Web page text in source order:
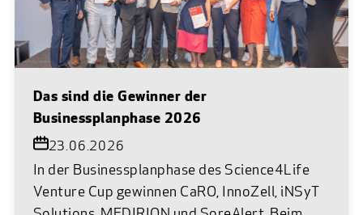
Das sind die Gewinner der
Businessplanphase 2026
23.06.2026
In der Businessplanphase des Science4Life
Venture Cup gewinnen CaRO, InnoZell, iNSyT